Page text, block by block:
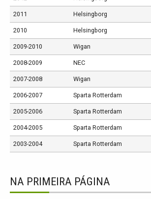
2011 Helsingborg
2010 Helsingborg
2009-2010 Wigan
2008-2009 NEC
2007-2008 Wigan
2006-2007 Sparta Rotterdam
2005-2006 Sparta Rotterdam
2004-2005 Sparta Rotterdam
2003-2004 Sparta Rotterdam
NA PRIMEIRA PÁGINA